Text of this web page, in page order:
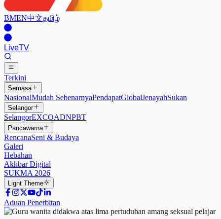
BMEN中文தமிழ்
LiveTV
Terkini
Semasa
NasionalMudah SebenarnyaPendapatGlobalJenayahSukan
Selangor
SelangorEXCOADNPBT
Pancawarna
RencanaSeni & Budaya
Galeri
Hebahan
Akhbar Digital
SUKMA 2026
Light Theme
Aduan Penerbitan